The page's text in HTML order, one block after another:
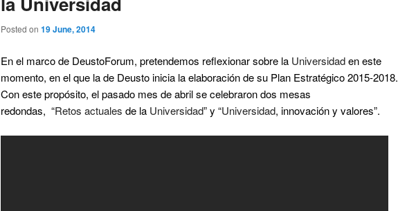
Posted on 19 June, 2014
En el marco de DeustoForum, pretendemos reflexionar sobre la Universidaden este
momento, en el que la de Deusto inicia la elaboración de su Plan Estratégico 2015-2018.
Con este propósito, el pasado mes de abril se celebraron dos mesas
redondas, “Retos actuales de la Universidad” y “Universidad, innovación y valores”.